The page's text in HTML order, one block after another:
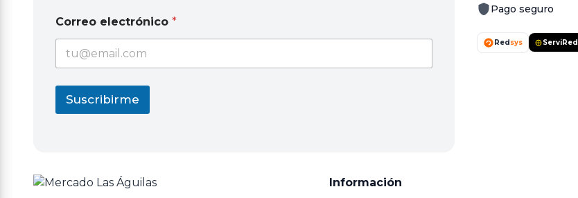
o
r
e
e
n
Correo electrónico *
Suscribirme
Pago seguro
Redsys ServiRed
Información